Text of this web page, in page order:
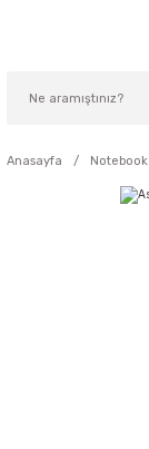
Anasayfa